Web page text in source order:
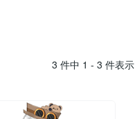
3 件中 1 - 3 件表示